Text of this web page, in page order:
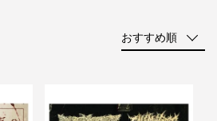
おすすめ順